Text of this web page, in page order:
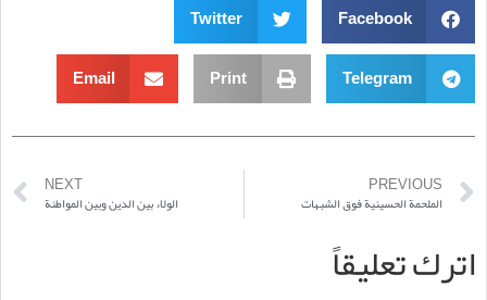
Facebook
Twitter
Telegram
Print
Email
PREVIOUS
الملحمة الحسينية فوق الشبهات
NEXT
الولاء بين الدين وبين المواطنة
اترك تعليقاً